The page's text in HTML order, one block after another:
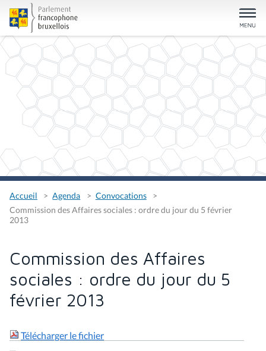
Accueil Agenda
Convocations
Commission des Affaires sociales : ordre du jour du 5 février
2013
Commission des Affaires
sociales : ordre du jour du 5
février 2013
Télécharger le fichier